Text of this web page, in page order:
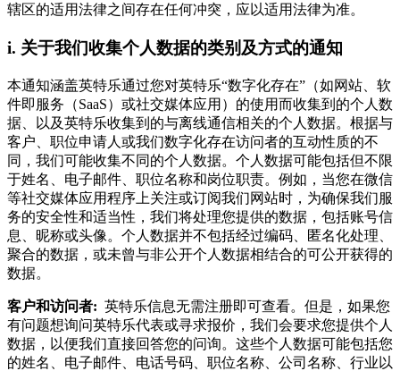
辖区的适用法律之间存在任何冲突，应以适用法律为准。
i. 关于我们收集个人数据的类别及方式的通知
本通知涵盖英特乐通过您对英特乐“数字化存在”（如网站、软
件即服务（SaaS）或社交媒体应用）的使用而收集到的个人数
据、以及英特乐收集到的与离线通信相关的个人数据。根据与
客户、职位申请人或我们数字化存在访问者的互动性质的不
同，我们可能收集不同的个人数据。个人数据可能包括但不限
于姓名、电子邮件、职位名称和岗位职责。例如，当您在微信
等社交媒体应用程序上关注或订阅我们网站时，为确保我们服
务的安全性和适当性，我们将处理您提供的数据，包括账号信
息、昵称或头像。个人数据并不包括经过编码、匿名化处理、
聚合的数据，或未曾与非公开个人数据相结合的可公开获得的
数据。
客户和访问者: 英特乐信息无需注册即可查看。但是，如果您
有问题想询问英特乐代表或寻求报价，我们会要求您提供个人
数据，以便我们直接回答您的问询。这些个人数据可能包括您
的姓名、电子邮件、电话号码、职位名称、公司名称、行业以